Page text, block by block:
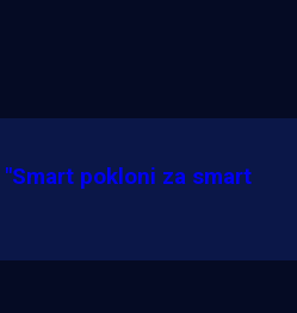
"Smart pokloni za smart